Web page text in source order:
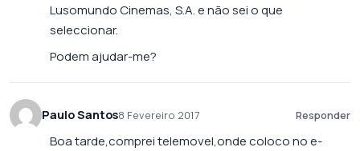
Lusomundo Cinemas, S.A. e não sei o que
seleccionar.
Podem ajudar-me?
Paulo Santos8 Fevereiro 2017 Responder
Boa tarde,comprei telemovel,onde coloco no e-